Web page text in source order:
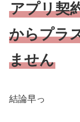
アプリ契
からプラ
ません
結論早っ